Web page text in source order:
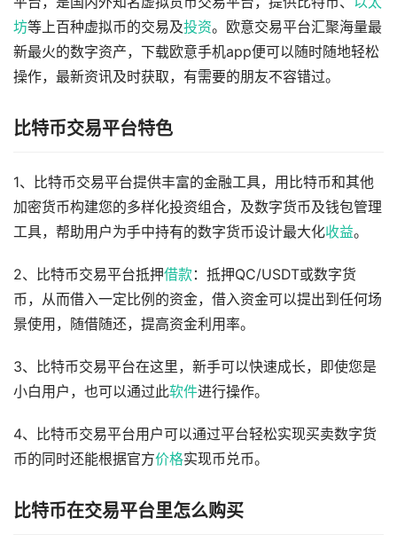
坊等上百种虚拟币的交易及投资。欧意交易平台汇聚海量最
新最火的数字资产，下载欧意手机app便可以随时随地轻松
操作，最新资讯及时获取，有需要的朋友不容错过。
比特币交易平台特色
1、比特币交易平台提供丰富的金融工具，用比特币和其他
加密货币构建您的多样化投资组合，及数字货币及钱包管理
工具，帮助用户为手中持有的数字货币设计最大化收益。
2、比特币交易平台抵押借款：抵押QC/USDT或数字货
币，从而借入一定比例的资金，借入资金可以提出到任何场
景使用，随借随还，提高资金利用率。
3、比特币交易平台在这里，新手可以快速成长，即使您是
小白用户，也可以通过此软件进行操作。
4、比特币交易平台用户可以通过平台轻松实现买卖数字货
币的同时还能根据官方价格实现币兑币。
比特币在交易平台里怎么购买